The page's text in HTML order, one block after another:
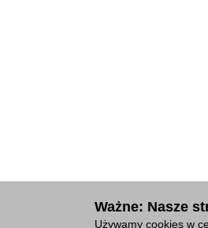
Ważne: Nasze
Używamy cookies w